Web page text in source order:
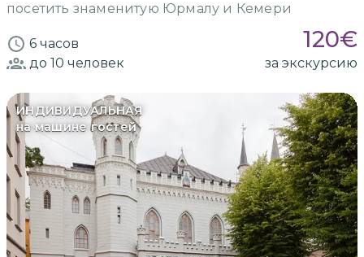
посетить знаменитую Юрмалу и Кемери
6 часов 120€
до 10 человек за экскурсию
ИНДИВИДУАЛЬНАЯ
на машине гостей